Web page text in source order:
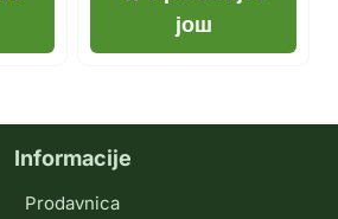
799,99 рсд.
599,99 рсд.
још
Informacije
Prodavnica